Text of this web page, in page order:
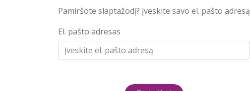
Pamiršote slaptažodį? Įveskite savo el. pašto adresą
El. pašto adresas